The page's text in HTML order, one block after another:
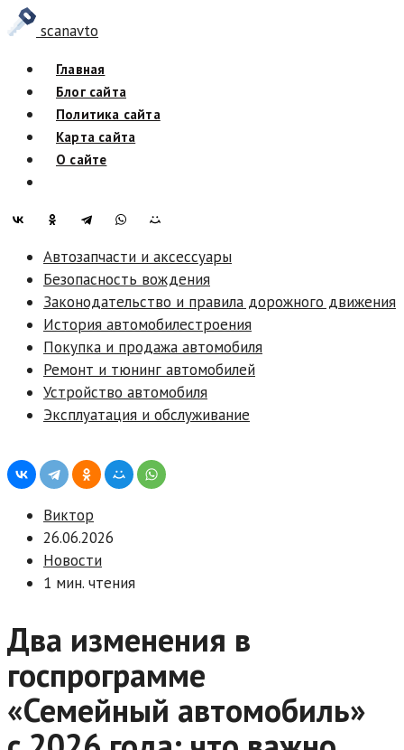
Skip
to
content
scanavto
Главная
Блог сайта
Политика сайта
Карта сайта
О сайте
Автозапчасти и аксессуары
Безопасность вождения
Законодательство и правила дорожного движения
История автомобилестроения
Покупка и продажа автомобиля
Ремонт и тюнинг автомобилей
Устройство автомобиля
Эксплуатация и обслуживание
Виктор
26.06.2026
Новости
1 мин. чтения
Два изменения в
госпрограмме
«Семейный автомобиль»